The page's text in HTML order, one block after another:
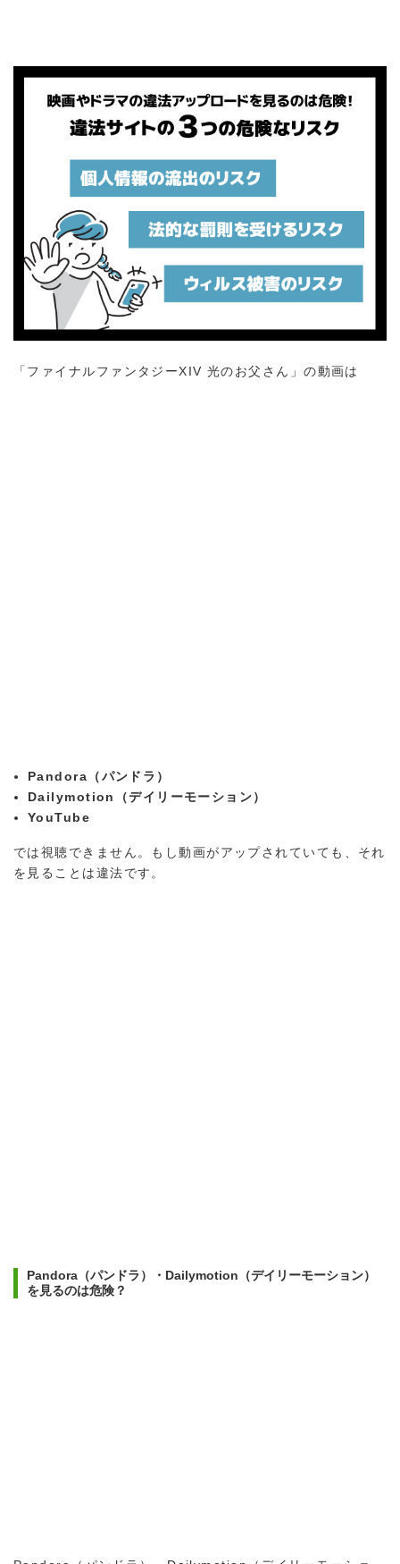
「ファイナルファンタジーXIV 光のお父さん」の動画は
Pandora（パンドラ）
Dailymotion（デイリーモーション）
YouTube
では視聴できません。もし動画がアップされていても、それ
を見ることは違法です。
Pandora（パンドラ）・Dailymotion（デイリーモーション）
を見るのは危険？